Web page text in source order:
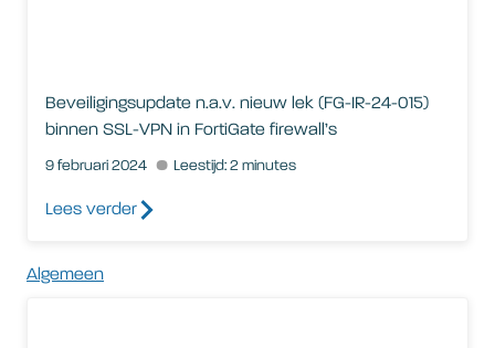
Beveiligingsupdate n.a.v. nieuw lek (FG-IR-24-015)
binnen SSL-VPN in FortiGate firewall’s
9 februari 2024 Leestijd: 2 minutes
Lees verder
Algemeen